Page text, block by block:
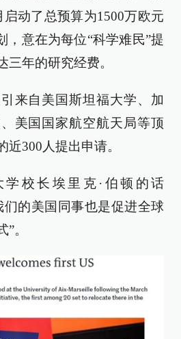
启动了总预算为1500万欧元
，意在为每位“科学难民”提
三年的研究经费。
来自美国斯坦福大学、加
美国国家航空航天局等顶
近300人提出申请。
校长埃里克·伯顿的话
们的美国同事也是促进全球
。